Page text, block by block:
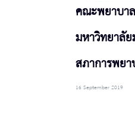
คณะพยาบา
มหาวิทยาลั
สภาการพย
16 September 2019